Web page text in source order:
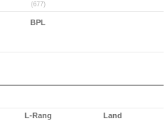
(677)
BPL
L-Rang
Land